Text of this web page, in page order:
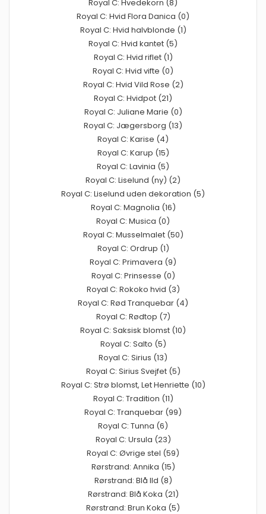
Royal C: Hvedekorn (8)
Royal C: Hvid Flora Danica (0)
Royal C: Hvid halvblonde (1)
Royal C: Hvid kantet (5)
Royal C: Hvid riflet (1)
Royal C: Hvid vifte (0)
Royal C: Hvid Vild Rose (2)
Royal C: Hvidpot (21)
Royal C: Juliane Marie (0)
Royal C: Jægersborg (13)
Royal C: Karise (4)
Royal C: Karup (15)
Royal C: Lavinia (5)
Royal C: Liselund (ny) (2)
Royal C: Liselund uden dekoration (5)
Royal C: Magnolia (16)
Royal C: Musica (0)
Royal C: Musselmalet (50)
Royal C: Ordrup (1)
Royal C: Primavera (9)
Royal C: Prinsesse (0)
Royal C: Rokoko hvid (3)
Royal C: Rød Tranquebar (4)
Royal C: Rødtop (7)
Royal C: Saksisk blomst (10)
Royal C: Salto (5)
Royal C: Sirius (13)
Royal C: Sirius Svejfet (5)
Royal C: Strø blomst, Let Henriette (10)
Royal C: Tradition (11)
Royal C: Tranquebar (99)
Royal C: Tunna (6)
Royal C: Ursula (23)
Royal C: Øvrige stel (59)
Rørstrand: Annika (15)
Rørstrand: Blå Ild (8)
Rørstrand: Blå Koka (21)
Rørstrand: Brun Koka (5)